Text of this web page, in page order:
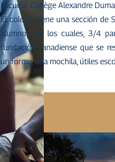
Escuela: Collège Alexandre
El colegio tiene una sección de
alumnos, de los cuales, 3/4
fundación canadiense que se
uniforme, una mochila, útiles